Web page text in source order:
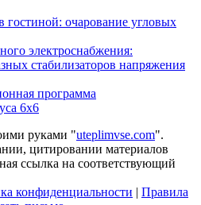
очарование угловых
электроснабжения:
стабилизаторов напряжения
программа
6х6
руками "uteplimvse.com".
цитировании материалов
ссылка на соответствующий
конфиденциальности | Правила